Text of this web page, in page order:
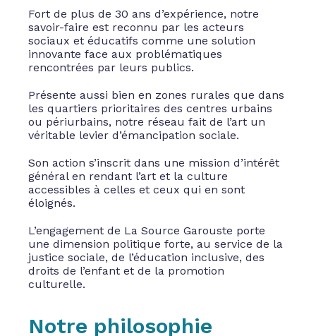
Fort de plus de 30 ans d’expérience, notre
savoir-faire est reconnu par les acteurs
sociaux et éducatifs comme une solution
innovante face aux problématiques
rencontrées par leurs publics.
Présente aussi bien en zones rurales que dans
les quartiers prioritaires des centres urbains
ou périurbains, notre réseau fait de l’art un
véritable levier d’émancipation sociale.
Son action s’inscrit dans une mission d’intérêt
général en rendant l’art et la culture
accessibles à celles et ceux qui en sont
éloignés.
L’engagement de La Source Garouste porte
une dimension politique forte, au service de la
justice sociale, de l’éducation inclusive, des
droits de l’enfant et de la promotion
culturelle.
Notre philosophie